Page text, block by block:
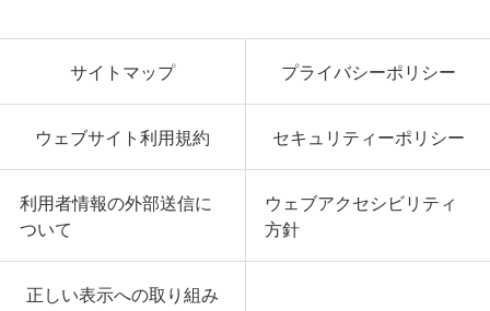
サイトマップ プライバシーポリシー
ウェブサイト利用規約 セキュリティーポリシー
利用者情報の外部送信に
ついて
ウェブアクセシビリティ
方針
正しい表示への取り組み